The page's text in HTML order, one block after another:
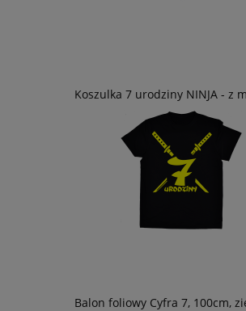
Koszulka 7 urodziny NINJA - z
Balon foliowy Cyfra 7, 100cm,